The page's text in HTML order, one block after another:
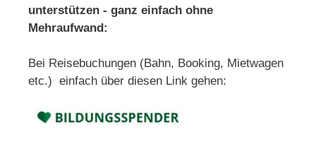
unterstützen - ganz einfach ohne
Mehraufwand:
Bei Reisebuchungen (Bahn, Booking, Mietwagen
etc.) einfach über diesen Link gehen: